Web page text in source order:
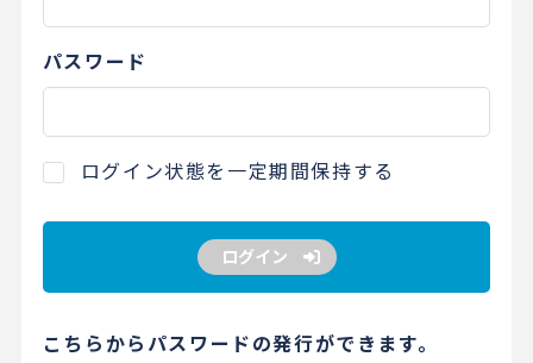
パスワード
ログイン状態を一定期間保持する
ログイン
こちらからパスワードの発行ができます。